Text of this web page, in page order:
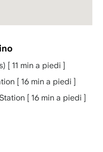
[ 11 min a piedi ]
[ 16 min a piedi ]
[ 16 min a piedi ]